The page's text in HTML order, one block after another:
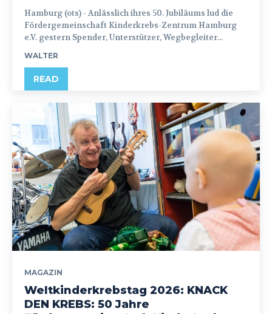
Hamburg (ots) - Anlässlich ihres 50. Jubiläums lud die
Fördergemeinschaft Kinderkrebs-Zentrum Hamburg
e.V. gestern Spender, Unterstützer, Wegbegleiter...
WALTER
READ
MAGAZIN
Weltkinderkrebstag 2026: KNACK
DEN KREBS: 50 Jahre